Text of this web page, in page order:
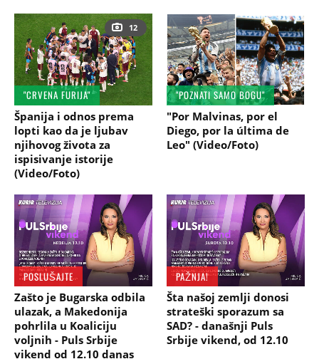
12
"CRVENA FURIJA"
Španija i odnos prema
lopti kao da je ljubav
njihovog života za
ispisivanje istorije
(Video/Foto)
"POZNATI SAMO BOGU"
"Por Malvinas, por el
Diego, por la última de
Leo" (Video/Foto)
POSLUŠAJTE
Zašto je Bugarska odbila
ulazak, a Makedonija
pohrlila u Koaliciju
voljnih - Puls Srbije
vikend od 12.10 danas
PAŽNJA!
Šta našoj zemlji donosi
strateški sporazum sa
SAD? - današnji Puls
Srbije vikend, od 12.10